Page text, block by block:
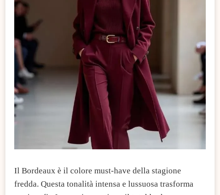
Il Bordeaux è il colore must-have della stagione
fredda. Questa tonalità intensa e lussuosa trasforma